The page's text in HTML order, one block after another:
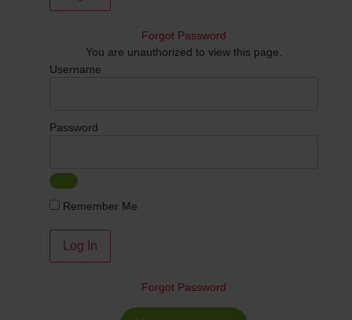
Forgot Password
You are unauthorized to view this page.
Username
Password
Remember Me
Forgot Password